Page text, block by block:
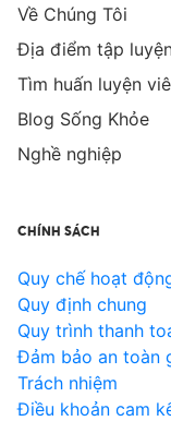
Về Chúng Tôi
Địa điểm tập
Tìm huấn luyện
Blog Sống Khỏe
Nghề nghiệp
CHÍNH SÁCH
Quy chế hoạt
Quy định chung
Quy trình thanh
Đảm bảo an toàn
Trách nhiệm
Điều khoản cam